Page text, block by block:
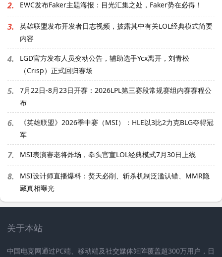
2. EWC发布Faker主题海报：目光汇集之处，Faker势在必得！
3.
英雄联盟发布开发者日志视频，披露其中有关LOL经典模式简要
内容
4.
LGD官方发布人员变动公告，辅助选手Ycx离开，刘青松
（Crisp）正式回归赛场
5.
7月22日-8月23日开赛：2026LPL第三赛段常规赛组内赛赛程公
布
6.
《英雄联盟》2026季中赛（MSI）：HLE以3比2力克BLG夺得冠
军
7. MSI表演赛老将炸场，拳头官宣LOL经典模式7月30日上线
8.
MSI设计师直播爆料：焚天必削、斩杀机制泛滥认错、MMR隐
藏真相曝光
关于本站
中国电竞网通过PC端、移动端及社交媒体矩阵覆盖超300万用户，日